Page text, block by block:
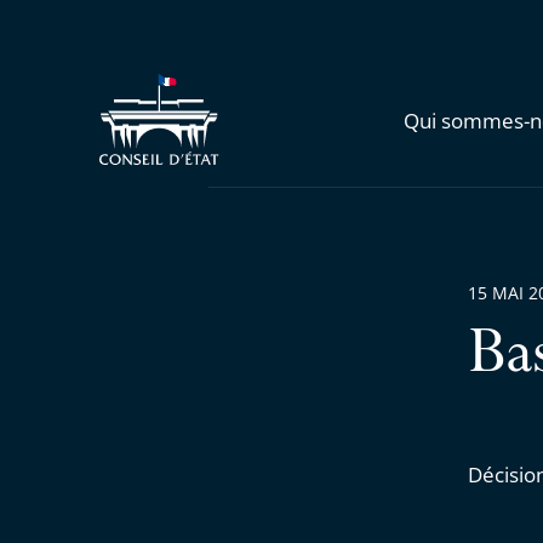
Qui sommes-
15 MAI